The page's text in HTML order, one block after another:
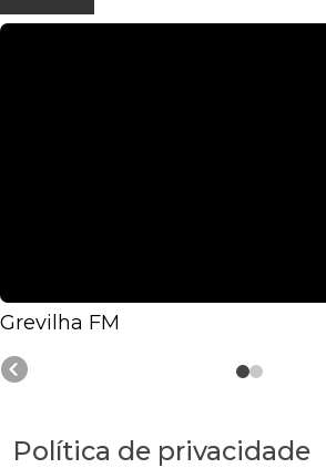
Grevilha FM
Política de privacidade